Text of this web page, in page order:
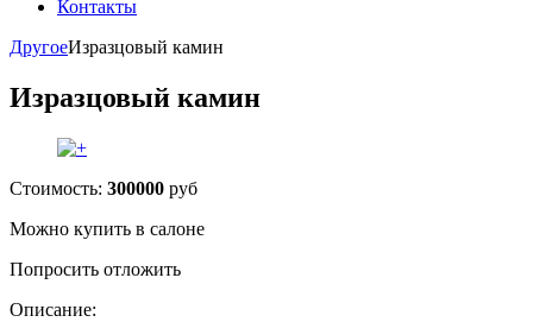
Контакты
ДругоеИзразцовый камин
Изразцовый камин
Стоимость: 300000 руб
Можно купить в салоне
Попросить отложить
Описание: